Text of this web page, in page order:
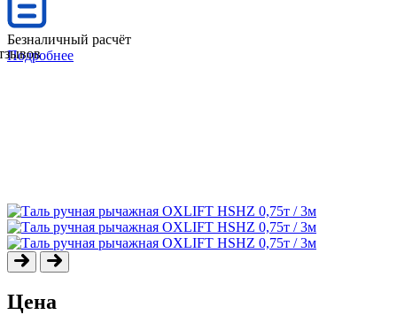
Безналичный расчёт
Подробнее
Цена